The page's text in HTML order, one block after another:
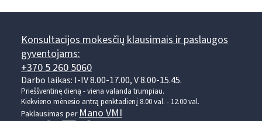
Konsultacijos mokesčių klausimais ir paslaugos
gyventojams:
+370 5 260 5060
Darbo laikas: I-IV 8.00-17.00, V 8.00-15.45.
Prieššventinę dieną - viena valanda trumpiau.
Kiekvieno mėnesio antrą penktadienį 8.00 val. - 12.00 val.
Paklausimas per Mano VMI